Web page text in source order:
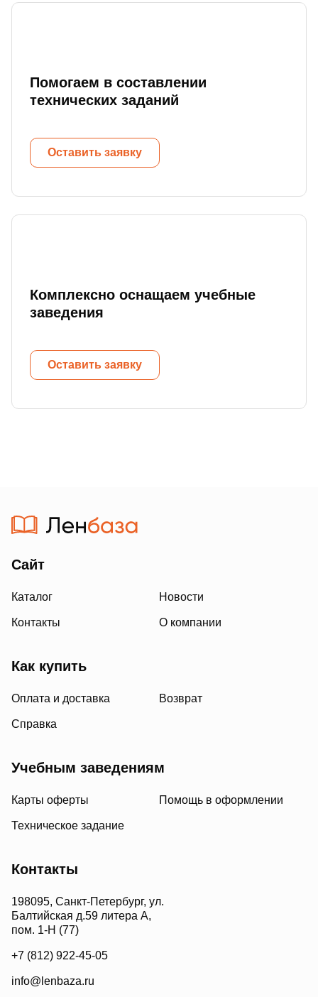
Помогаем в составлении
технических заданий
Оставить заявку
Комплексно оснащаем учебные
заведения
Оставить заявку
Сайт
Каталог Новости
Контакты О компании
Как купить
Оплата и доставка Возврат
Справка
Учебным заведениям
Карты оферты Помощь в оформлении
Техническое задание
Контакты
198095, Санкт-Петербург, ул.
Балтийская д.59 литера А,
пом. 1-Н (77)
+7 (812) 922-45-05
info@lenbaza.ru